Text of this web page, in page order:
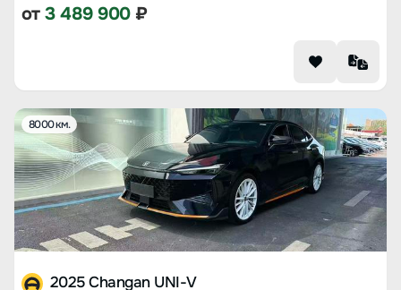
от3 489 900₽
8000 км.
2025 Changan UNI-V